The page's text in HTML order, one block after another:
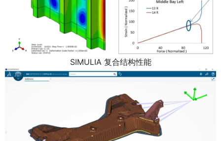
SIMULIA 复合结构性能